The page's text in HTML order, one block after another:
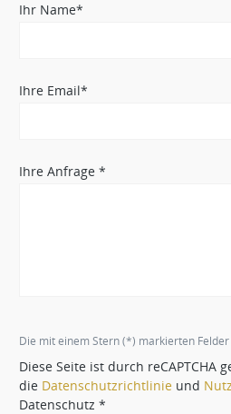
Ihr Name*
Ihre Email*
Ihre Anfrage *
Die mit einem Stern (*) markierten
Diese Seite ist durch reCAPTCHA
die Datenschutzrichtlinie und
Datenschutz *